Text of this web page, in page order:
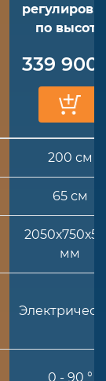
по высоте
339 900
200 см
65 см
мм
0 - 90 °